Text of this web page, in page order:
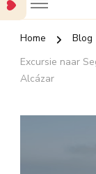
Home Blog
Excursie naar
Alcázar